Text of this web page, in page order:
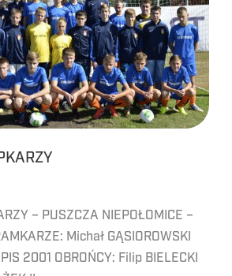
– PUSZCZA NIEPOŁOMICE –
Michał GĄSIOROWSKI
2001 OBROŃCY: Filip BIELECKI